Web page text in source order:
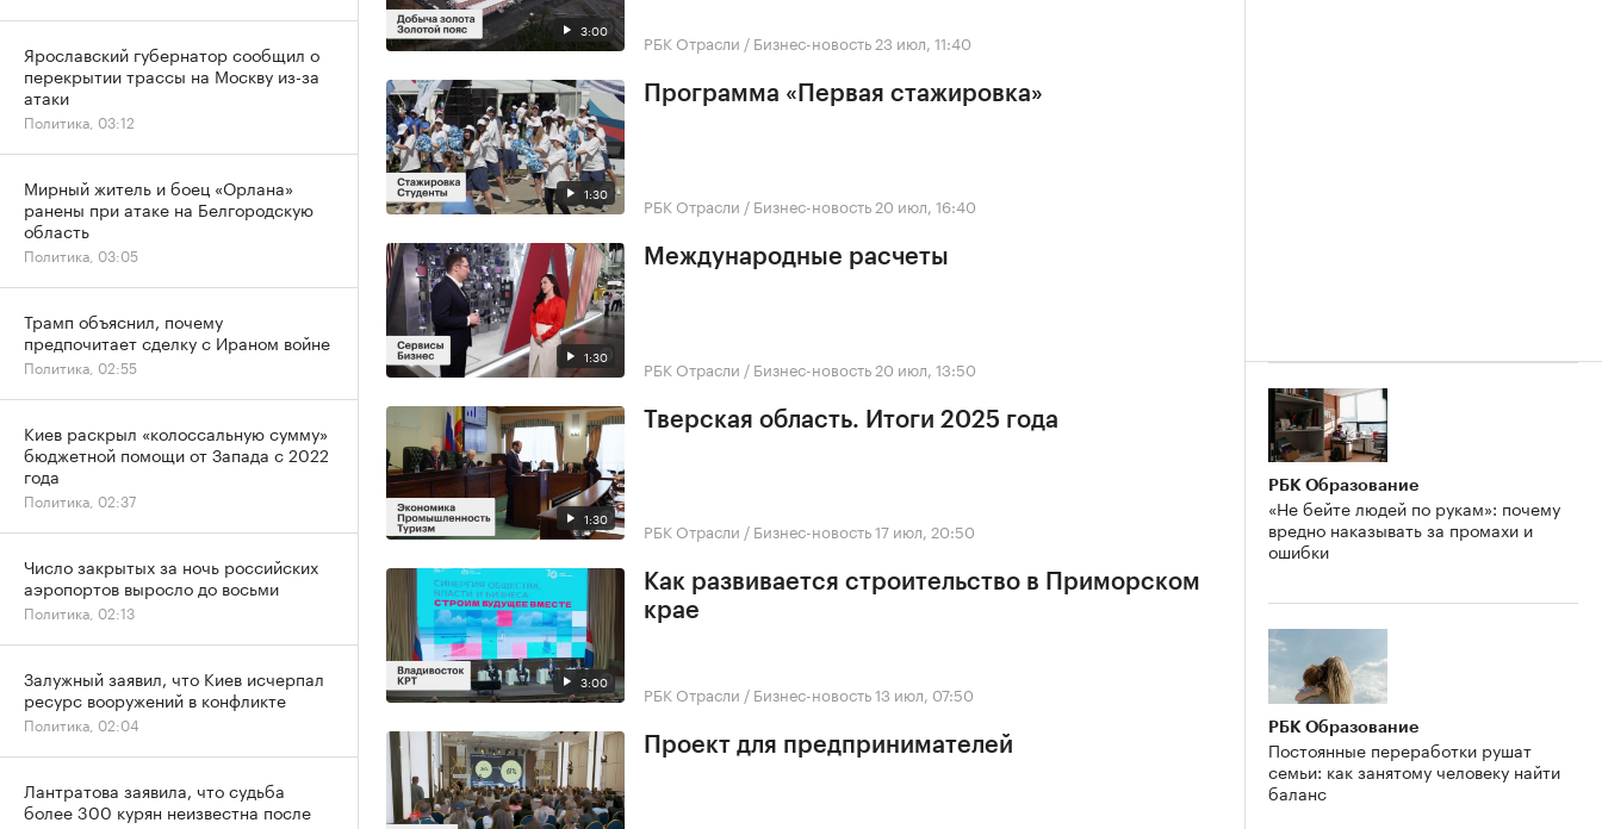
3:00 РБК Отрасли / Бизнес-новость 23 июл, 11:40
1:30
Программа «Первая стажировка»
РБК Отрасли / Бизнес-новость 20 июл, 16:40
1:30
Международные расчеты
РБК Отрасли / Бизнес-новость 20 июл, 13:50
1:30
Тверская область. Итоги 2025 года
РБК Отрасли / Бизнес-новость17 июл, 20:50
3:00
Как развивается строительство в Приморском
крае
РБК Отрасли / Бизнес-новость13 июл, 07:50
Проект для предпринимателей
РБК Образование
«Не бейте людей по рукам»: почему
вредно наказывать за промахи и
ошибки
РБК Образование
Постоянные переработки рушат
семьи: как занятому человеку найти
баланс
Ярославский губернатор сообщил о
перекрытии трассы на Москву из-за
атаки
Политика, 03:12
Мирный житель и боец «Орлана»
ранены при атаке на Белгородскую
область
Политика, 03:05
Трамп объяснил, почему
предпочитает сделку с Ираном войне
Политика, 02:55
Киев раскрыл «колоссальную сумму»
бюджетной помощи от Запада с 2022
года
Политика, 02:37
Число закрытых за ночь российских
аэропортов выросло до восьми
Политика, 02:13
Залужный заявил, что Киев исчерпал
ресурс вооружений в конфликте
Политика, 02:04
Лантратова заявила, что судьба
более 300 курян неизвестна после